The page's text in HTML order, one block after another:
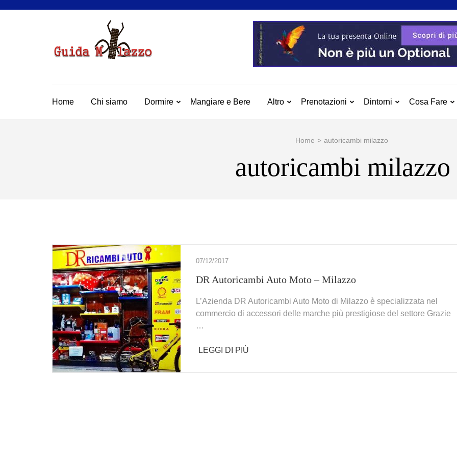
GUIDA MILAZZO
La Vera Guida per Milazzo e Dintorni
Home Chi siamo Dormire Mangiare e Bere Altro Prenotazioni Dintorni Cosa Fare
Home > autoricambi milazzo
autoricambi milazzo
07/12/2017
DR Autoricambi Auto Moto – Milazzo
L’Azienda DR Autoricambi Auto Moto di Milazzo è specializzata nel
commercio di accessori delle marche più prestigiose del settore Grazie
…
LEGGI DI PIÙ